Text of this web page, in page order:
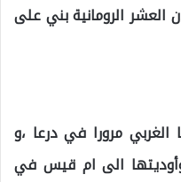
الرومانية بني على
مرورا في درعا ،و
وأوديتها الى ام قيس في